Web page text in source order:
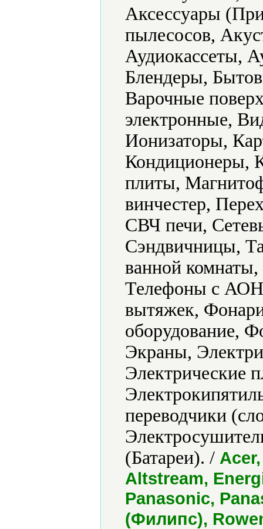
Аксессуары
пылесосов,
Аудиокассеты,
Блендеры,
Варочные
электронные,
Ионизаторы,
Кондиционеры,
плиты,
винчестер,
СВЧ печи,
Сэндвичницы,
ванной
Телефоны с
вытяжек,
оборудование,
Экраны,
Электрические
переводчики
(Батареи). /
Altstream,
Panasonic,
(Филипс),